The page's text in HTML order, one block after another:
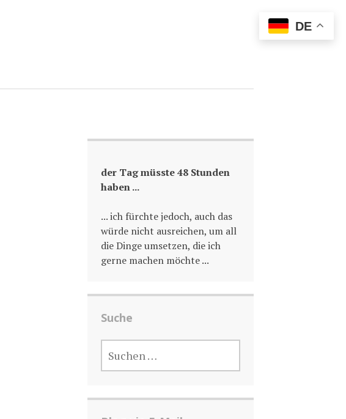
der Tag müsste 48 Stunden
haben ...
... ich fürchte jedoch, auch das
würde nicht ausreichen, um all
die Dinge umsetzen, die ich
gerne machen möchte ...
Suche
NACH:
DE